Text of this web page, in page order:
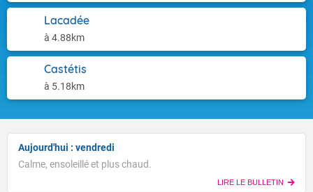
Lacadée
à 4.88km
Castétis
à 5.18km
Aujourd'hui : vendredi
Calme, ensoleillé et plus chaud.
LIRE LE BULLETIN